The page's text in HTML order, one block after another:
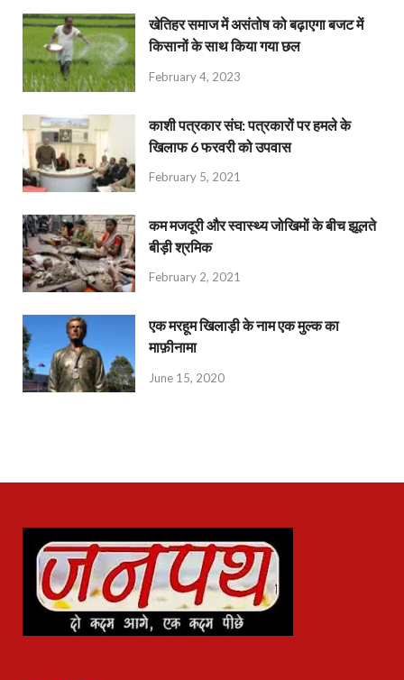
खेतिहर समाज में असंतोष को बढ़ाएगा बजट में
किसानों के साथ किया गया छल
February 4, 2023
काशी पत्रकार संघ: पत्रकारों पर हमले के
खिलाफ 6 फरवरी को उपवास
February 5, 2021
कम मजदूरी और स्वास्थ्य जोखिमों के बीच झूलते
बीड़ी श्रमिक
February 2, 2021
एक मरहूम खिलाड़ी के नाम एक मुल्क का
माफ़ीनामा
June 15, 2020